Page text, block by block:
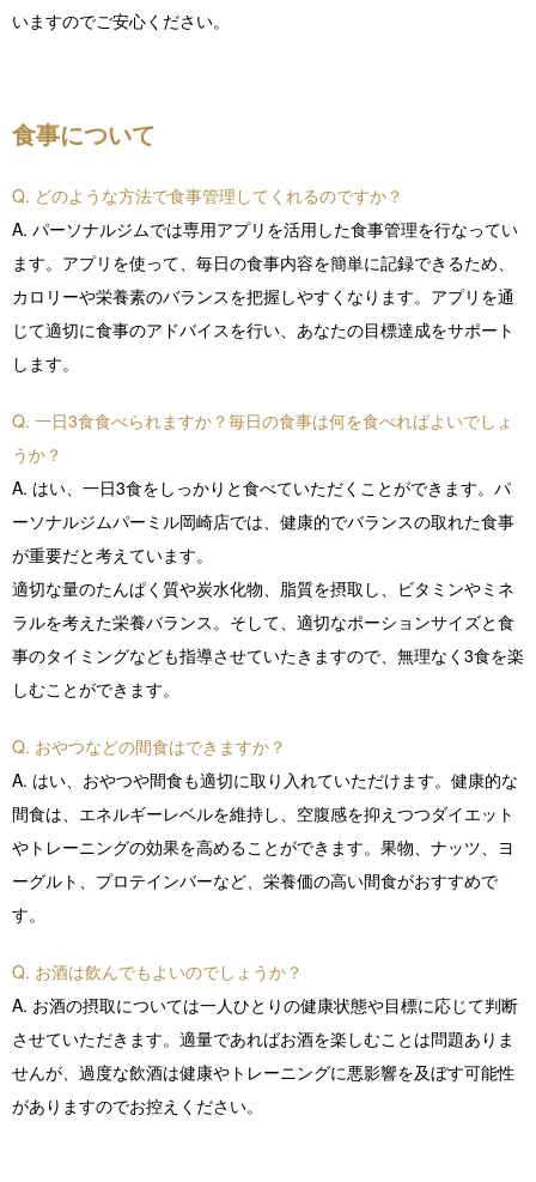
いますのでご安心ください。
食事について
Q. どのような方法で食事管理してくれるのですか？
A. パーソナルジムでは専用アプリを活用した食事管理を行なってい
ます。アプリを使って、毎日の食事内容を簡単に記録できるため、
カロリーや栄養素のバランスを把握しやすくなります。アプリを通
じて適切に食事のアドバイスを行い、あなたの目標達成をサポート
します。
Q. 一日3食食べられますか？毎日の食事は何を食べればよいでしょ
うか？
A. はい、一日3食をしっかりと食べていただくことができます。パ
ーソナルジムパーミル岡崎店では、健康的でバランスの取れた食事
が重要だと考えています。
適切な量のたんぱく質や炭水化物、脂質を摂取し、ビタミンやミネ
ラルを考えた栄養バランス。そして、適切なポーションサイズと食
事のタイミングなども指導させていたきますので、無理なく3食を楽
しむことができます。
Q. おやつなどの間食はできますか？
A. はい、おやつや間食も適切に取り入れていただけます。健康的な
間食は、エネルギーレベルを維持し、空腹感を抑えつつダイエット
やトレーニングの効果を高めることができます。果物、ナッツ、ヨ
ーグルト、プロテインバーなど、栄養価の高い間食がおすすめで
す。
Q. お酒は飲んでもよいのでしょうか？
A. お酒の摂取については一人ひとりの健康状態や目標に応じて判断
させていただきます。適量であればお酒を楽しむことは問題ありま
せんが、過度な飲酒は健康やトレーニングに悪影響を及ぼす可能性
がありますのでお控えください。